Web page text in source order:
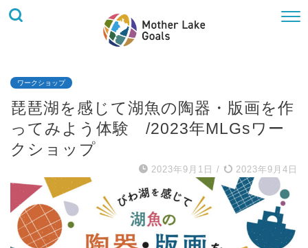
ワークショップ
琵琶湖を感じて湖魚の陶器・版画を作
ってみよう体験 /2023年MLGsワー
クショップ
2023年9月1日 / 2023年9月4日